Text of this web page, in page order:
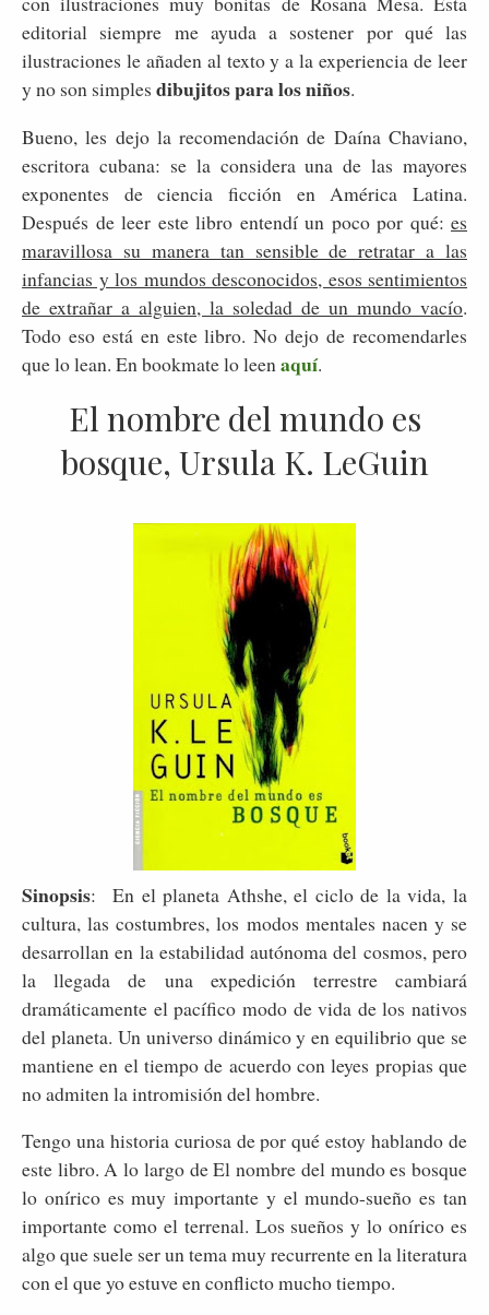
editorial siempre me ayuda a sostener por qué las
ilustraciones le añaden al texto y a la experiencia de leer
y no son simples dibujitos para los niños.
Bueno, les dejo la recomendación de Daína Chaviano,
escritora cubana: se la considera una de las mayores
exponentes de ciencia ficción en América Latina.
Después de leer este libro entendí un poco por qué: es
maravillosa su manera tan sensible de retratar a las
infancias y los mundos desconocidos, esos sentimientos
de extrañar a alguien, la soledad de un mundo vacío.
Todo eso está en este libro. No dejo de recomendarles
que lo lean. En bookmate lo leen aquí.
El nombre del mundo es
bosque, Ursula K. LeGuin
Sinopsis: En el planeta Athshe, el ciclo de la vida, la
cultura, las costumbres, los modos mentales nacen y se
desarrollan en la estabilidad autónoma del cosmos, pero
la llegada de una expedición terrestre cambiará
dramáticamente el pacífico modo de vida de los nativos
del planeta. Un universo dinámico y en equilibrio que se
mantiene en el tiempo de acuerdo con leyes propias que
no admiten la intromisión del hombre.
Tengo una historia curiosa de por qué estoy hablando de
este libro. A lo largo de El nombre del mundo es bosque
lo onírico es muy importante y el mundo-sueño es tan
importante como el terrenal. Los sueños y lo onírico es
algo que suele ser un tema muy recurrente en la literatura
con el que yo estuve en conflicto mucho tiempo.